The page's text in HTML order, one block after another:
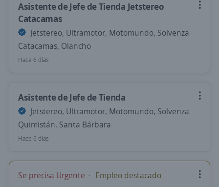
Asistente de Jefe de Tienda Jetstereo
Catacamas
Jetstereo, Ultramotor, Motomundo, Solvenza
Catacamas, Olancho
Hace 6 días
Asistente de Jefe de Tienda
Jetstereo, Ultramotor, Motomundo, Solvenza
Quimistán, Santa Bárbara
Hace 6 días
Se precisa Urgente Empleo destacado